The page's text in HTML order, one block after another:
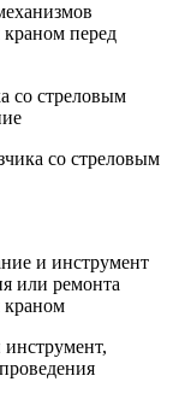
краном перед
со стреловым
со стреловым
и инструмент
или ремонта
краном